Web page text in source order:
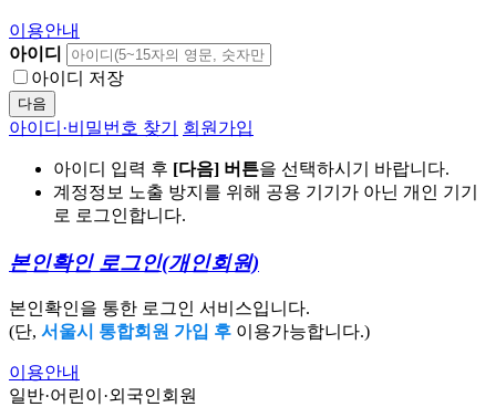
이용안내
아이디
아이디 저장
다음
아이디·비밀번호 찾기 회원가입
아이디 입력 후 [다음] 버튼을 선택하시기 바랍니다.
계정정보 노출 방지를 위해 공용 기기가 아닌 개인 기기
로 로그인합니다.
본인확인 로그인(개인회원)
본인확인을 통한 로그인 서비스입니다.
(단, 서울시 통합회원 가입 후 이용가능합니다.)
이용안내
일반·어린이·외국인회원